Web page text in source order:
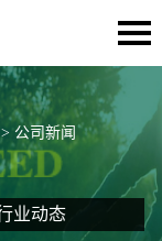
> 公司新闻
业动态